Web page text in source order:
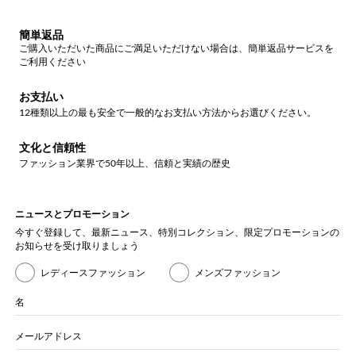
簡単返品
ご購入いただいた商品にご満足いただけない場合は、簡単返品サービスを
ご利用ください
お支払い
12種類以上の最も安全で一般的なお支払い方法からお選びください。
文化と信頼性
ファッション業界で50年以上、信頼と実績の歴史
ニュースとプロモーション
今すぐ登録して、最新ニュース、特別コレクション、限定プロモーションの
お知らせを受け取りましょう
レディースファッション メンズファッション
名
メールアドレス